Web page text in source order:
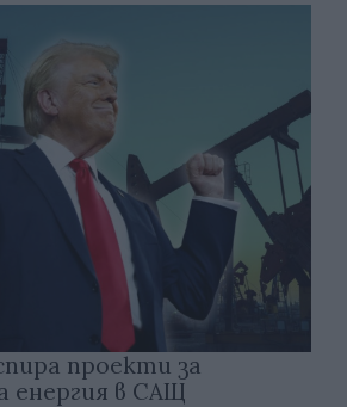
проекти за
енергия в САЩ